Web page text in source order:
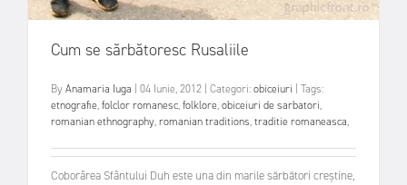
Cum se sărbătoresc Rusaliile
ByAnamaria Iuga 04 Iunie, 2012 Categori:obiceiuri
Tags:
etnografie,folclor romanesc,folklore,obiceiuri de sarbatori,
romanian ethnography,romanian traditions,traditie romaneasca,
Coborârea Sfântului Duh este una din marile sărbători creştine,